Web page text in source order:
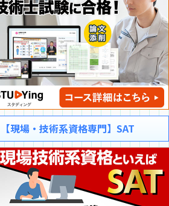
【現場・技術系資格専門】SAT